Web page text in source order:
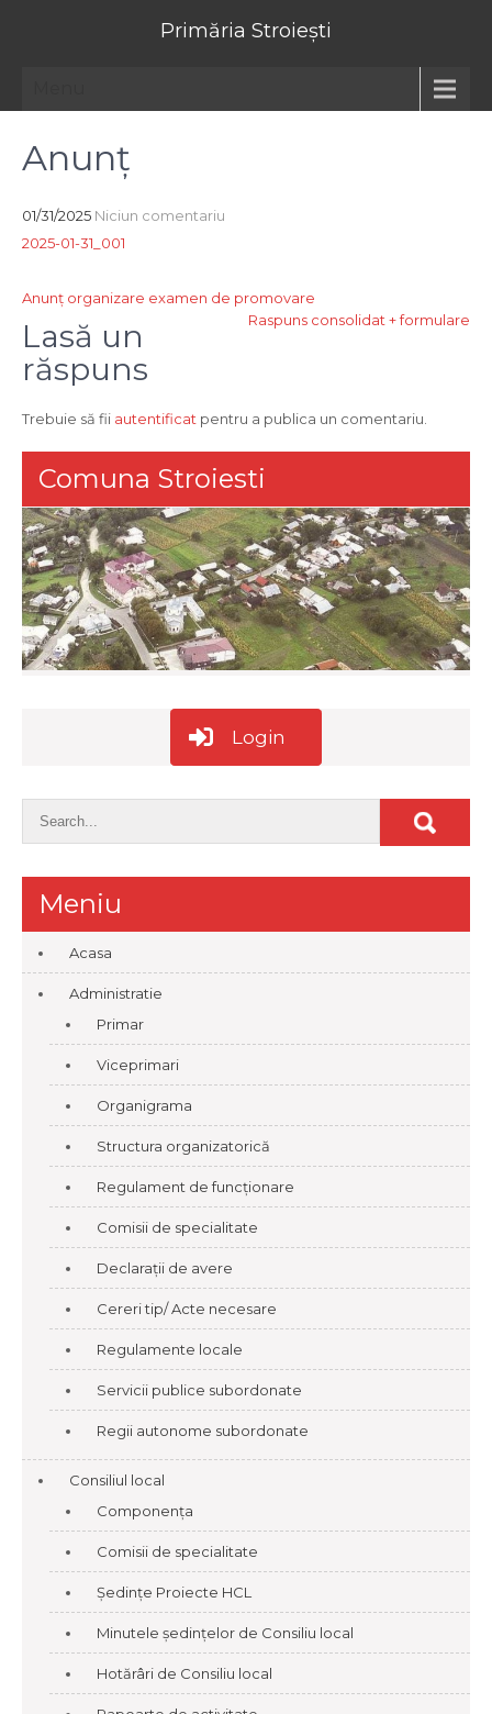
Primăria Stroiești
Anunț
01/31/2025 Niciun comentariu
2025-01-31_001
Navigare
în
articole
Anunț organizare examen de promovare
Raspuns consolidat + formulare
Lasă un
răspuns
Trebuie să fii autentificat pentru a publica un comentariu.
Comuna Stroiesti
Login
Meniu
Acasa
Administratie
Primar
Viceprimari
Organigrama
Structura organizatorică
Regulament de funcționare
Comisii de specialitate
Declarații de avere
Cereri tip/ Acte necesare
Regulamente locale
Servicii publice subordonate
Regii autonome subordonate
Consiliul local
Componența
Comisii de specialitate
Ședințe Proiecte HCL
Minutele ședințelor de Consiliu local
Hotărâri de Consiliu local